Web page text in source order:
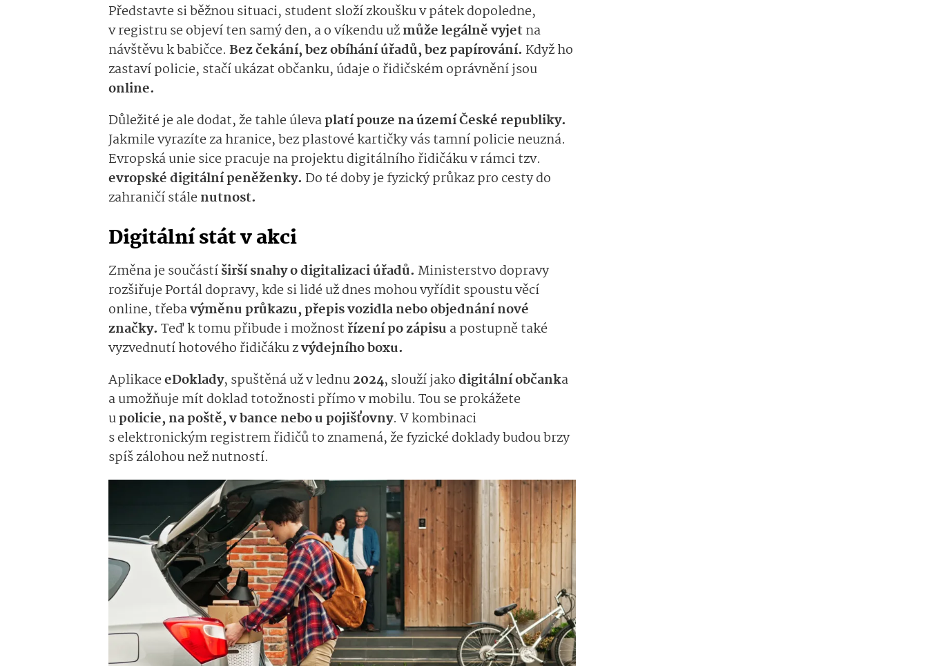
Představte si běžnou situaci, student složí zkoušku v pátek dopoledne,
v registru se objeví ten samý den, a o víkendu užmůže legálně vyjetna
návštěvu k babičce. Bez čekání, bez obíhání úřadů, bez papírování. Když ho
zastaví policie, stačí ukázat občanku, údaje o řidičském oprávnění jsou
online.
Důležité je ale dodat, že tahle úlevaplatí pouze na území České republiky.
Jakmile vyrazíte za hranice, bez plastové kartičky vás tamní policie neuzná.
Evropská unie sice pracuje na projektu digitálního řidičáku v rámci tzv.
evropské digitální peněženky. Do té doby je fyzický průkaz pro cesty do
zahraničí stálenutnost.
Digitální stát v akci
Změna je součástíširší snahy o digitalizaci úřadů. Ministerstvo dopravy
rozšiřuje Portál dopravy, kde si lidé už dnes mohou vyřídit spoustu věcí
online, třebavýměnu průkazu, přepis vozidla nebo objednání nové
značky. Teď k tomu přibude i možnost řízení po zápisu a postupně také
vyzvednutí hotového řidičáku zvýdejního boxu.
AplikaceeDoklady, spuštěná už v lednu2024, slouží jakodigitální občanka
a umožňuje mít doklad totožnosti přímo v mobilu. Tou se prokážete
upolicie, na poště, v bance nebo u pojišťovny. V kombinaci
s elektronickým registrem řidičů to znamená, že fyzické doklady budou brzy
spíš zálohou než nutností.